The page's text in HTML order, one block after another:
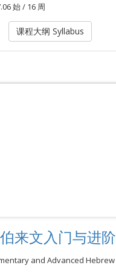
始 / 16 周
课程大纲 Syllabus
来文入门与进阶
and Advanced Hebrew